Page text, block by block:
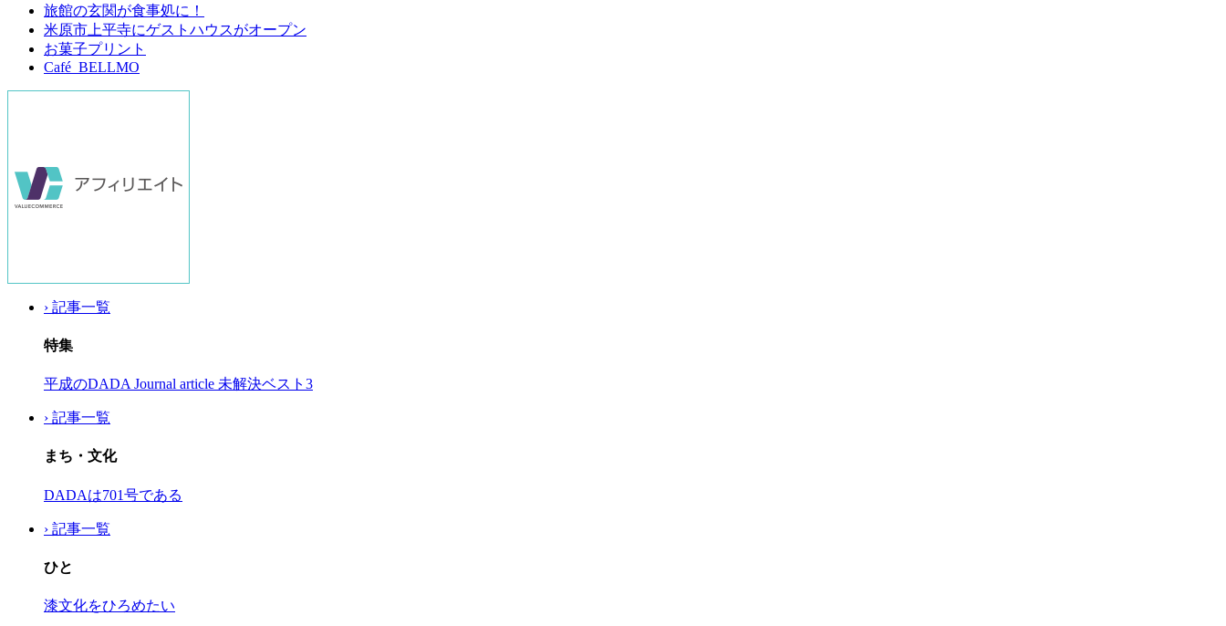
旅館の玄関が食事処に！
米原市上平寺にゲストハウスがオープン
お菓子プリント
Café BELLMO
› 記事一覧
特集
平成のDADA Journal article 未解決ベスト3
› 記事一覧
まち・文化
DADAは701号である
› 記事一覧
ひと
漆文化をひろめたい